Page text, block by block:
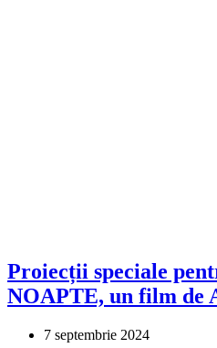
Proiecții speciale
NOAPTE, un film de
7 septembrie 2024